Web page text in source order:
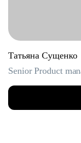
Татьяна Сущенко
Senior Product